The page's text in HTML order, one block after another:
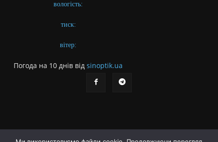
вологість:
тиск:
вітер:
Погода на 10 днів від sinoptik.ua